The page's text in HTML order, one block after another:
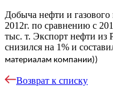
Добыча нефти и газового
2012г. по сравнению с
тыс. т. Экспорт нефти из
снизился на 1% и
материалам компании))
Возврат к списку